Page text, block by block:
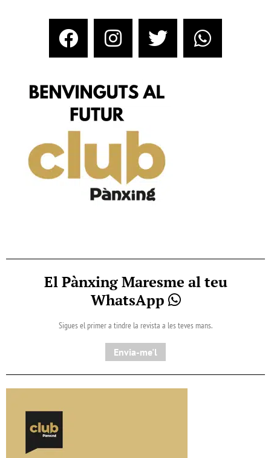
El Pànxing Maresme al teu
WhatsApp
Sigues el primer a tindre la revista a les teves mans.
Envia-me'l